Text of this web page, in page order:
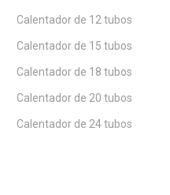
Calentador de 12 tubos
Calentador de 15 tubos
Calentador de 18 tubos
Calentador de 20 tubos
Calentador de 24 tubos